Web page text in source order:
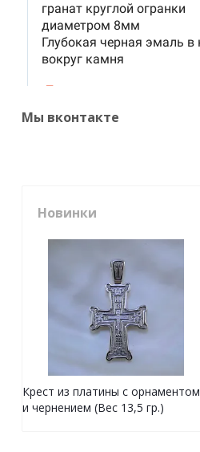
Мы вконтакте
Новинки
Крест из платины с орнаментом
и чернением (Вес 13,5 гр.)